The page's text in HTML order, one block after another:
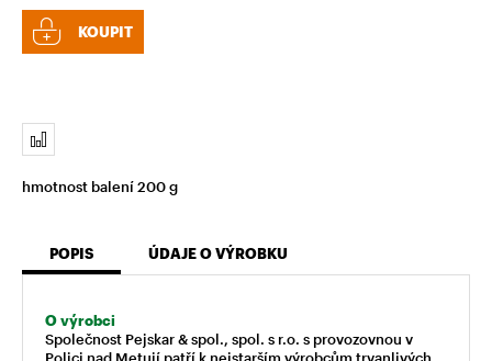
KOUPIT
hmotnost balení 200 g
POPIS ÚDAJE O VÝROBKU
O výrobci
Společnost Pejskar & spol., spol. s r.o. s provozovnou v